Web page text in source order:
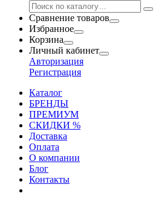
Сравнение товаров
Избранное
Корзина
Личный кабинет
Авторизация
Регистрация
Каталог
БРЕНДЫ
ПРЕМИУМ
СКИДКИ %
Доставка
Оплата
О компании
Блог
Контакты